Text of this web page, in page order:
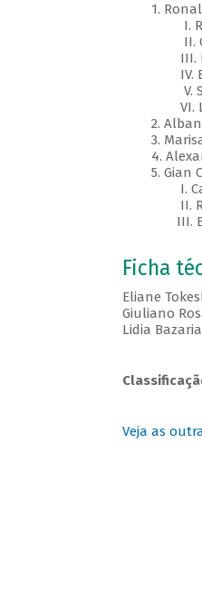
1.
I.
II.
III.
IV.
V.
VI.
2. Alban
3. Marisa
4.
5. Gian
I.
II.
III.
Ficha
Eliane
Giuliano
Lidia
Veja as